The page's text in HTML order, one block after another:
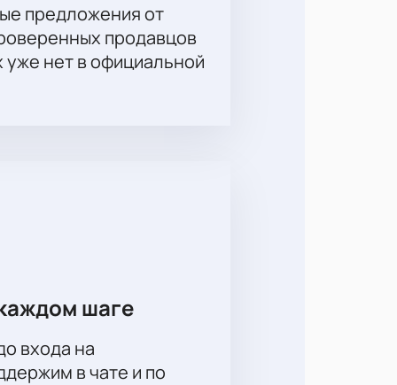
предложения от
продавцов
нет в официальной
шаге
входа на
в чате и по